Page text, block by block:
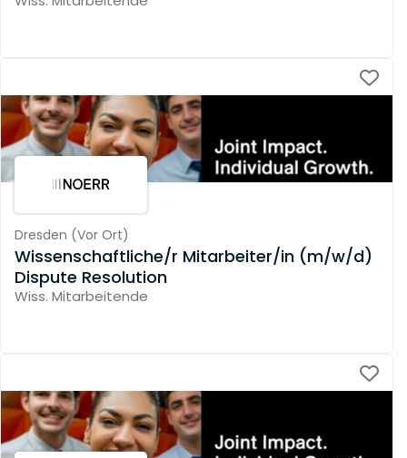
Dresden (Vor Ort)
Wissenschaftliche/r Mitarbeiter/in (m/w/d)
Dispute Resolution
Wiss. Mitarbeitende